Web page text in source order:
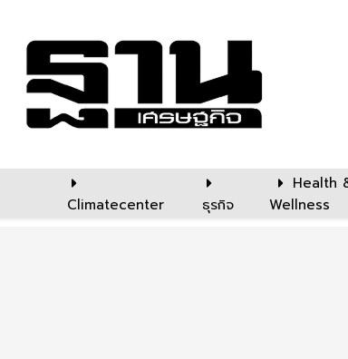
Climatecenter ธุรกิจ
Health
Wellness